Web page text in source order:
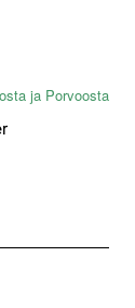
ja Porvoosta